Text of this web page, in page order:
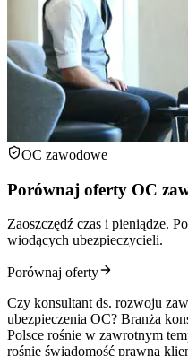
OC zawodowe
Porównaj oferty OC
Zaoszczędź czas i pieniądze.
wiodących ubezpieczycieli.
Porównaj oferty
Czy konsultant ds. rozwoju
ubezpieczenia OC? Branża
Polsce rośnie w zawrotnym
rośnie świadomość prawna